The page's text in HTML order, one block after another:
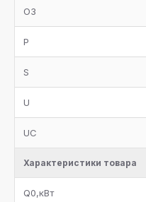
Два
вентилем на ресивере
Запорные вентили на
Отделитель масла с
реле низкого уровня
запорный вентиль,
линию возврата
O3
P
S
U
UC
Характеристики товара
Q0,кВт